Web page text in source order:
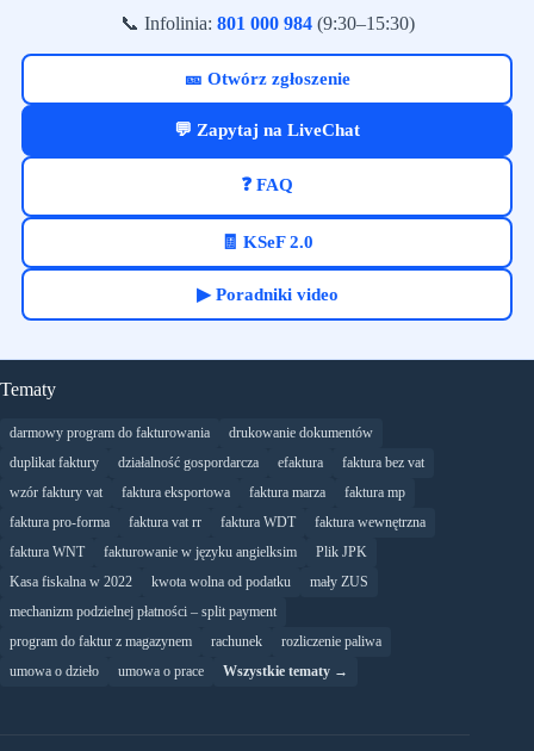
📞 Infolinia: 801 000 984(9:30–15:30)
🎫 Otwórz zgłoszenie
💬 Zapytaj na LiveChat
❓ FAQ
🧾 KSeF 2.0
▶ Poradniki video
Tematy
darmowy program do fakturowania
drukowanie dokumentów
duplikat faktury
działalność gospordarcza efaktura
faktura bez vat
wzór faktury vat
faktura eksportowa faktura marza
faktura mp
faktura pro-forma
faktura vat rr faktura WDT
faktura wewnętrzna
faktura WNT
fakturowanie w języku angielksim
Plik JPK
Kasa fiskalna w 2022
kwota wolna od podatku
mały ZUS
mechanizm podzielnej płatności – split payment
program do faktur z magazynem
rachunek
rozliczenie paliwa
umowa o dzieło
umowa o prace Wszystkie tematy →